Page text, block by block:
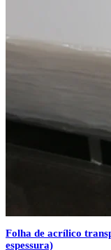
Folha de acrílico
espessura)